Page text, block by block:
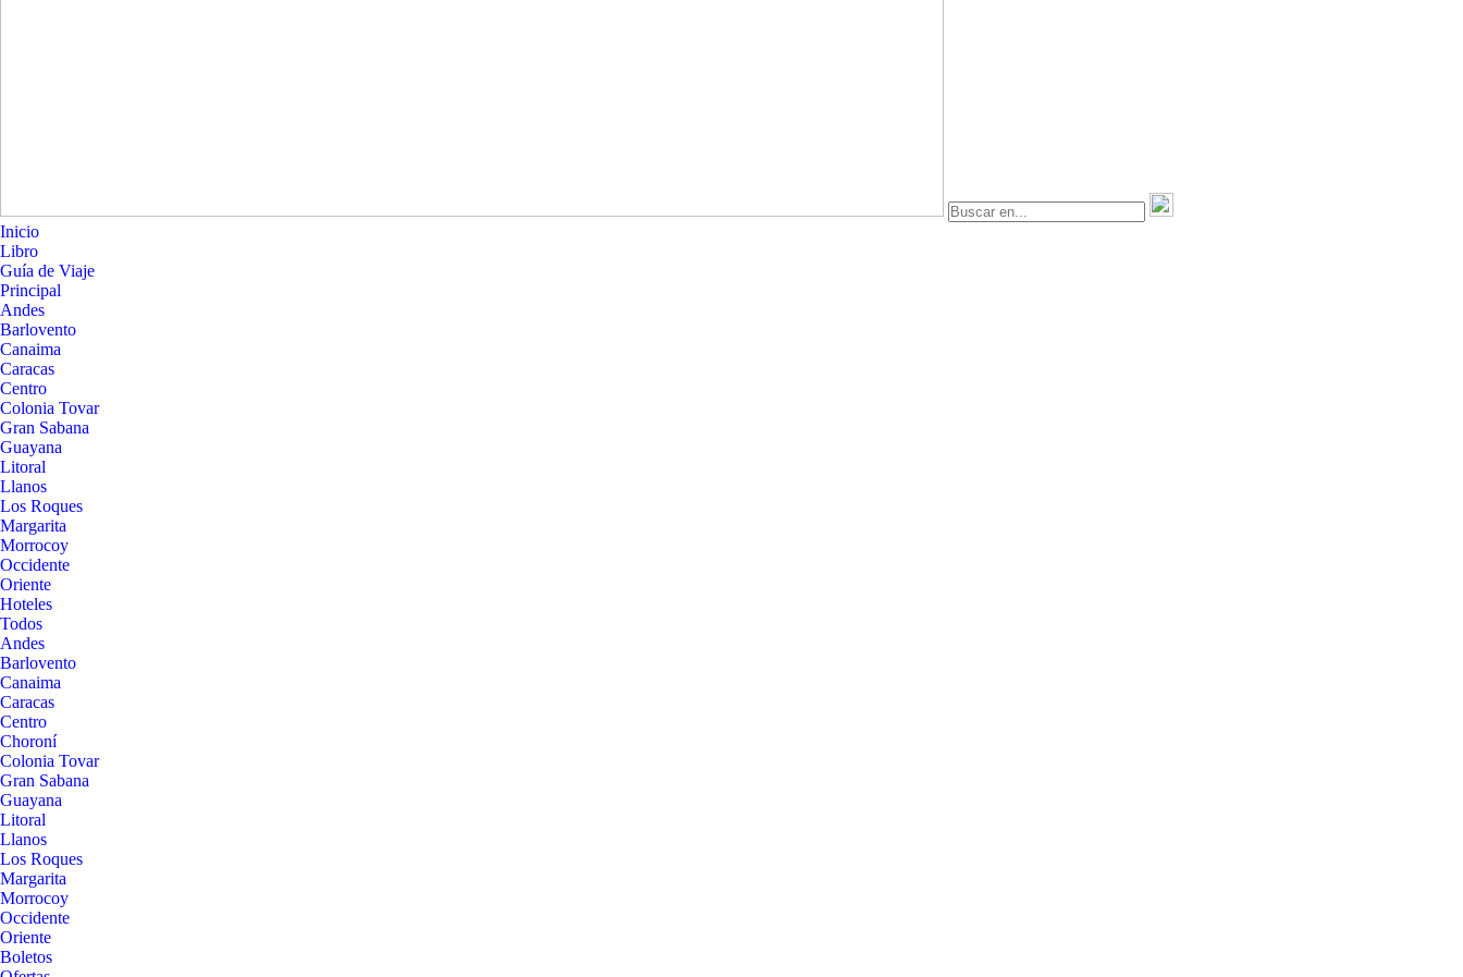
Inicio
Libro
Guía de Viaje
Principal
Andes
Barlovento
Canaima
Caracas
Centro
Colonia Tovar
Gran Sabana
Guayana
Litoral
Llanos
Los Roques
Margarita
Morrocoy
Occidente
Oriente
Hoteles
Todos
Andes
Barlovento
Canaima
Caracas
Centro
Choroní
Colonia Tovar
Gran Sabana
Guayana
Litoral
Llanos
Los Roques
Margarita
Morrocoy
Occidente
Oriente
Boletos